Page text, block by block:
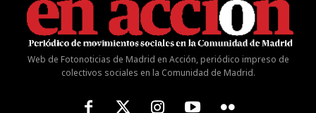
Web de Fotonoticias de Madrid en Acción, periódico impreso de
colectivos sociales en la Comunidad de Madrid.